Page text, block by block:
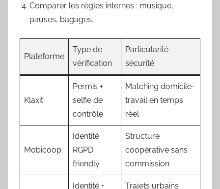
Comparer les règles internes : musique,
pauses, bagages.
Plateforme
Type de
vérification
Particularité
sécurité
Klaxit
Permis +
selfie de
contrôle
Matching domicile-
travail en temps
réel
Mobicoop
Identité
RGPD
friendly
Structure
coopérative sans
commission
Identité +
Trajets urbains